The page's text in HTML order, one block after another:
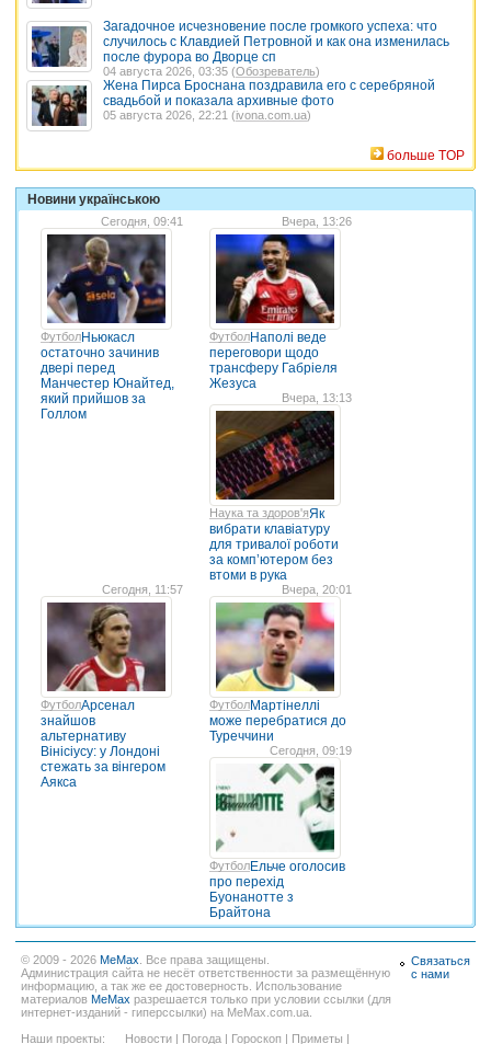
Загадочное исчезновение после громкого успеха: что
случилось с Клавдией Петровной и как она изменилась
после фурора во Дворце сп
04 августа 2026, 03:35 (Обозреватель)
Жена Пирса Броснана поздравила его с серебряной
свадьбой и показала архивные фото
05 августа 2026, 22:21 (ivona.com.ua)
больше TOP
Новини українською
Сегодня, 09:41
ФутболНьюкасл
остаточно зачинив
двері перед
Манчестер Юнайтед,
який прийшов за
Голлом
Вчера, 13:26
ФутболНаполі веде
переговори щодо
трансферу Габріеля
Жезуса
Вчера, 13:13
Наука та здоров'яЯк
вибрати клавіатуру
для тривалої роботи
за комп’ютером без
втоми в рука
Сегодня, 11:57
ФутболАрсенал
знайшов
альтернативу
Вінісіусу: у Лондоні
стежать за вінгером
Аякса
Вчера, 20:01
ФутболМартінеллі
може перебратися до
Туреччини
Сегодня, 09:19
ФутболЕльче оголосив
про перехід
Буонанотте з
Брайтона
© 2009 - 2026 MeMax . Все права защищены.
Администрация сайта не несёт ответственности за размещённую
информацию, а так же ее достоверность. Использование
материалов MeMax разрешается только при условии ссылки (для
интернет-изданий - гиперссылки) на MeMax.com.ua.
Наши проекты:
Новости Погода Гороскоп Приметы
Связаться
с нами